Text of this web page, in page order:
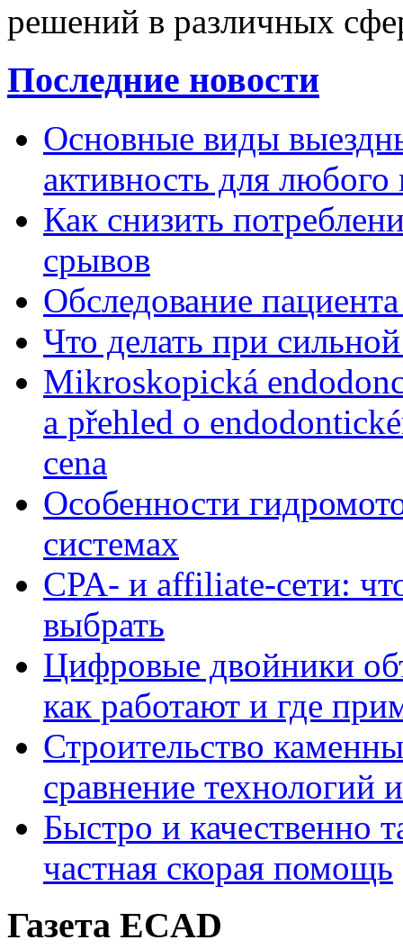
решений в различных
Последние новости
Основные виды
активность для
Как снизить
срывов
Обследование
Что делать при
Mikroskopická
a přehled o
cena
Особенности
системах
CPA- и affiliate-сети:
выбрать
Цифровые двойники
как работают и где
Строительство
сравнение технологий
Быстро и качественно
частная скорая помощь
Газета ECAD